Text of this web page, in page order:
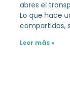
abres el
Lo que hace
compartidas,
Leer más »